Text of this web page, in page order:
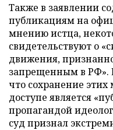
Также в заявлении
публикациям на
мнению истца,
свидетельствуют о
движения,
запрещенным в РФ».
что сохранение
доступе является
пропагандой
суд признал